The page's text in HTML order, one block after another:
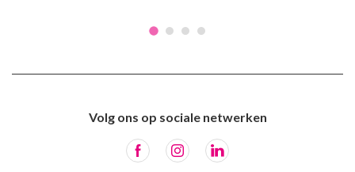
Volg ons op sociale netwerken